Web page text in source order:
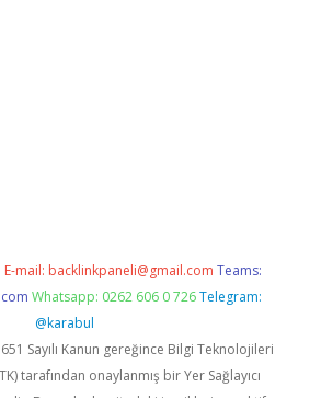
E-mail: backlinkpaneli@gmail.com Teams:
Whatsapp: 0262 606 0 726 Telegram:
@karabul
Sayılı Kanun gereğince Bilgi Teknolojileri
tarafından onaylanmış bir Yer Sağlayıcı